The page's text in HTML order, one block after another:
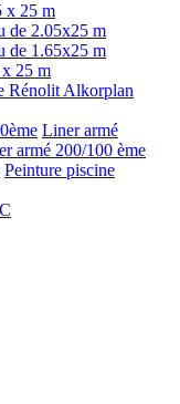
x 25 m
de 2.05x25 m
de 1.65x25 m
25 m
Rénolit Alkorplan
Liner armé
armé 200/100 ème
Peinture piscine